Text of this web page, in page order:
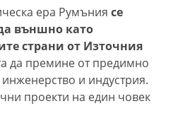
ера Румъния се
външно като
страни от Източния
да премине от предимно
и индустрия.
проекти на един човек